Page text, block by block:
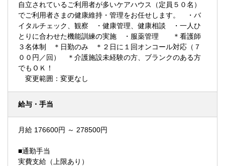
自立されているご利用者が多いケアハウス（定員５０名）
でご利用者さまの健康維持・管理をお任せします。 ・バ
イタルチェック、観察 ・健康管理、健康相談 ・一人ひ
とりに合わせた機能訓練の実施 ・服薬管理 ＊看護師
３名体制 ＊日勤のみ ＊２日に１回オンコール対応（７
００円／回） ＊介護施設未経験の方、ブランクのある方
でもＯＫ！
変更範囲：変更なし
給与・手当
月給 176600円 ～ 278500円
■通勤手当
実費支給（上限あり）